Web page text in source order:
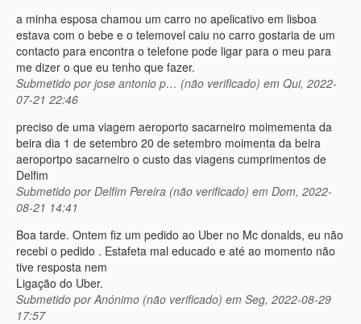
a minha esposa chamou um carro no apelicativo em lisboa
estava com o bebe e o telemovel caiu no carro gostaria de um
contacto para encontra o telefone pode ligar para o meu para
me dizer o que eu tenho que fazer.
Submetido porjose antonio p… (não verificado) em Qui, 2022-
07-21 22:46
preciso de uma viagem aeroporto sacarneiro moimementa da
beira dia 1 de setembro 20 de setembro moimenta da beira
aeroportpo sacarneiro o custo das viagens cumprimentos de
Delfim
Submetido porDelfim Pereira (não verificado) em Dom, 2022-
08-21 14:41
Boa tarde. Ontem fiz um pedido ao Uber no Mc donalds, eu não
recebi o pedido . Estafeta mal educado e até ao momento não
tive resposta nem
Ligação do Uber.
Submetido porAnónimo (não verificado) em Seg, 2022-08-29
17:57